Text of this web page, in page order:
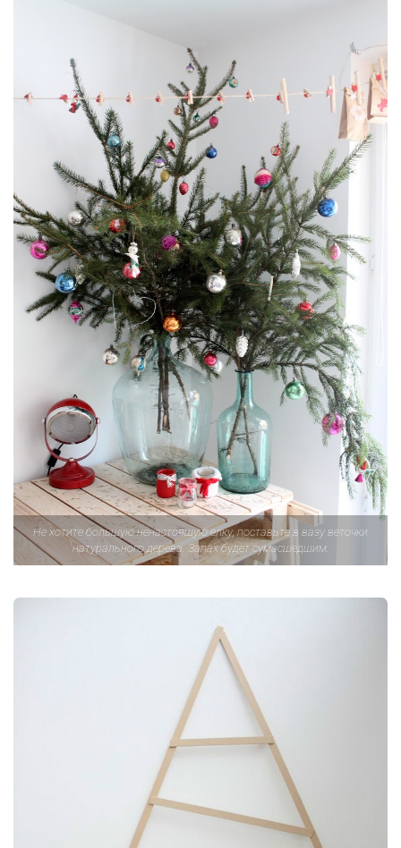
Не хотите большую ненастоящую елку, поставьте в вазу веточки
натурального дерева. Запах будет сумасшедшим.